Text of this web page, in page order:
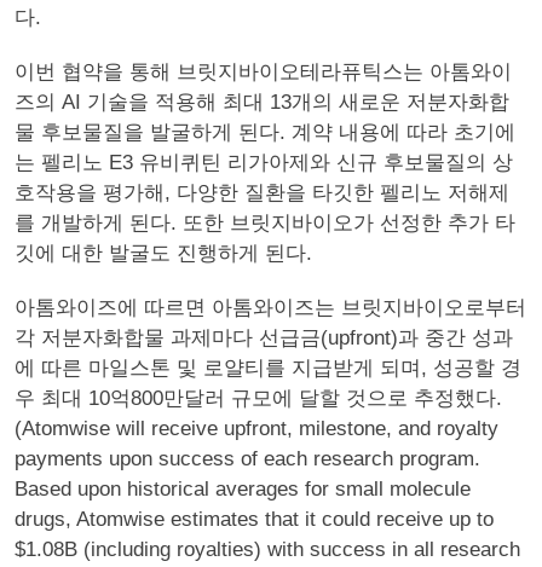
다.
이번 협약을 통해 브릿지바이오테라퓨틱스는 아톰와이
즈의 AI 기술을 적용해 최대 13개의 새로운 저분자화합
물 후보물질을 발굴하게 된다. 계약 내용에 따라 초기에
는 펠리노 E3 유비퀴틴 리가아제와 신규 후보물질의 상
호작용을 평가해, 다양한 질환을 타깃한 펠리노 저해제
를 개발하게 된다. 또한 브릿지바이오가 선정한 추가 타
깃에 대한 발굴도 진행하게 된다.
아톰와이즈에 따르면 아톰와이즈는 브릿지바이오로부터
각 저분자화합물 과제마다 선급금(upfront)과 중간 성과
에 따른 마일스톤 및 로얄티를 지급받게 되며, 성공할 경
우 최대 10억800만달러 규모에 달할 것으로 추정했다.
(Atomwise will receive upfront, milestone, and royalty
payments upon success of each research program.
Based upon historical averages for small molecule
drugs, Atomwise estimates that it could receive up to
$1.08B (including royalties) with success in all research